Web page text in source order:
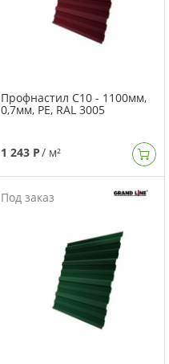
Профнастил C10 - 1100мм,
0,7мм, PE, RAL 3005
1 243 Р/ м²
Под заказ